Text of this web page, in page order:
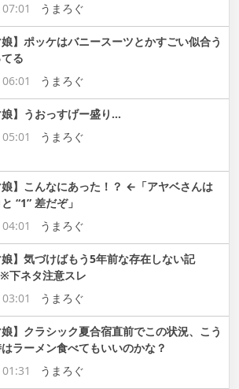
うまろぐ
娘】ポッケはバニースーツとかすごい似合う
る
うまろぐ
娘】うおっすげー盛り…
うまろぐ
娘】こんなにあった！？ ←「アヤベさんは
“1” 差だぞ」
うまろぐ
娘】気づけばもう5年前な存在しない記
ネタ注意スレ
うまろぐ
娘】クラシック夏合宿直前でこの状況、こう
ラーメン食べてもいいのかな？
うまろぐ